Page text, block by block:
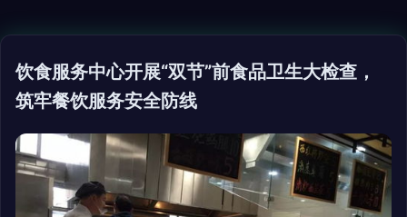
饮食服务中心开展“双节”前食品卫生大检查，
筑牢餐饮服务安全防线